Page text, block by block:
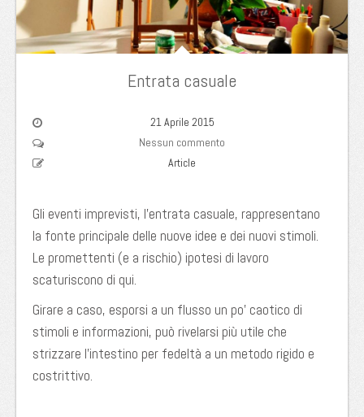
Entrata casuale
21 Aprile 2015
Nessun commento
Article
Gli eventi imprevisti, l’entrata casuale, rappresentano
la fonte principale delle nuove idee e dei nuovi stimoli.
Le promettenti (e a rischio) ipotesi di lavoro
scaturiscono di qui.
Girare a caso, esporsi a un flusso un po’ caotico di
stimoli e informazioni, può rivelarsi più utile che
strizzare l’intestino per fedeltà a un metodo rigido e
costrittivo.